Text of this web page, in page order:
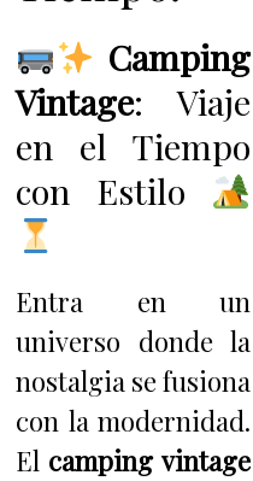
Camping
Vintage: Viaje
en el Tiempo
con Estilo
Entra en un
universo donde la
nostalgia se fusiona
con la modernidad.
El camping vintage